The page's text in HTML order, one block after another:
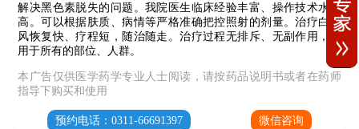
解决黑色素脱失的问题。我院医生临床经验丰富、操作技术水平
高。可以根据肤质、病情等严格准确把控照射的剂量。治疗白癜
风恢复快、疗程短，随治随走。治疗过程无排斥、无副作用，适
用于所有的部位、人群。
本广告仅供医学药学专业人士阅读，请按药品说明书或者在药师
指导下购买和使用
预约电话：0311-66691397 微信咨询